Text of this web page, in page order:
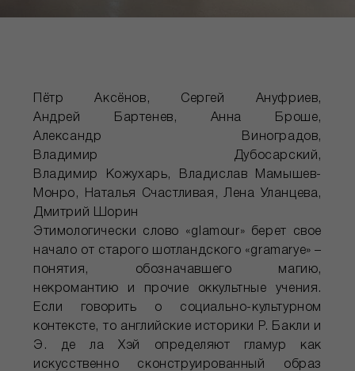
Пётр Аксёнов, Сергей Ануфриев,
Андрей Бартенев, Анна Броше,
Александр Виноградов,
Владимир Дубосарский,
Владимир Кожухарь, Владислав Мамышев-
Монро, Наталья Счастливая, Лена Уланцева,
Дмитрий Шорин
Этимологически слово «glamour» берет свое
начало от старого шотландского «gramarye» –
понятия, обозначавшего магию,
некромантию и прочие оккультные учения.
Если говорить о социально-культурном
контексте, то английские историки Р. Бакли и
Э. де ла Хэй определяют гламур как
искусственно сконструированный образ